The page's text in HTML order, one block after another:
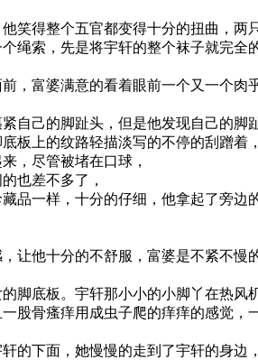
笑得整个五官都变得十分的扭曲，两
绳索，先是将宇轩的整个袜子就完
，富婆满意的看着眼前一个又一个
自己的脚趾头，但是他发现自己的脚
板上的纹路轻描淡写的不停的刮蹭着，
，尽管被堵在口球，
也差不多了，
品一样，十分的仔细，他拿起了旁
让他十分的不舒服，富婆是不紧不
脚底板。宇轩那小小的小脚丫在热风
股骨瘙痒用成虫子爬的痒痒的感觉
的下面，她慢慢的走到了宇轩的身